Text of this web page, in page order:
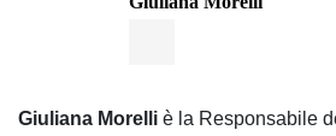
Giuliana Morelli è la Responsabile